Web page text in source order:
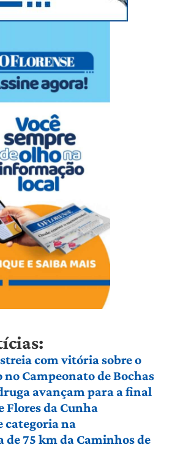
com vitória sobre o
Campeonato de Bochas
avançam para a final
Flores da Cunha
categoria na
75 km da Caminhos de